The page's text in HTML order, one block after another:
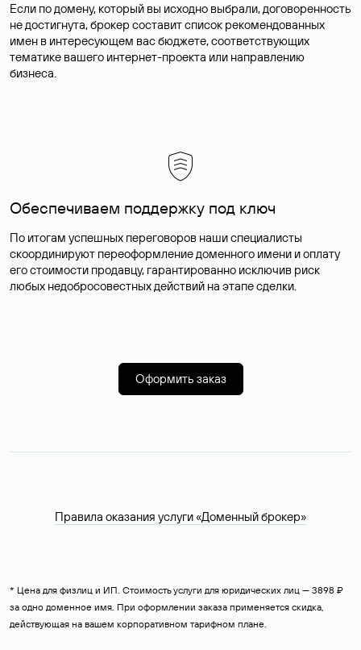
Если по домену, который вы исходно выбрали, договоренность
не достигнута, брокер составит список рекомендованных
имен в интересующем вас бюджете, соответствующих
тематике вашего интернет-проекта или направлению
бизнеса.
Обеспечиваем поддержку под ключ
По итогам успешных переговоров наши специалисты
скоординируют переоформление доменного имени и оплату
его стоимости продавцу, гарантированно исключив риск
любых недобросовестных действий на этапе сделки.
Оформить заказ
Правила оказания услуги «Доменный брокер»
* Цена для физлиц и ИП. Стоимость услуги для юридических лиц — 3898 ₽
за одно доменное имя. При оформлении заказа применяется скидка,
действующая на вашем корпоративном тарифном плане.